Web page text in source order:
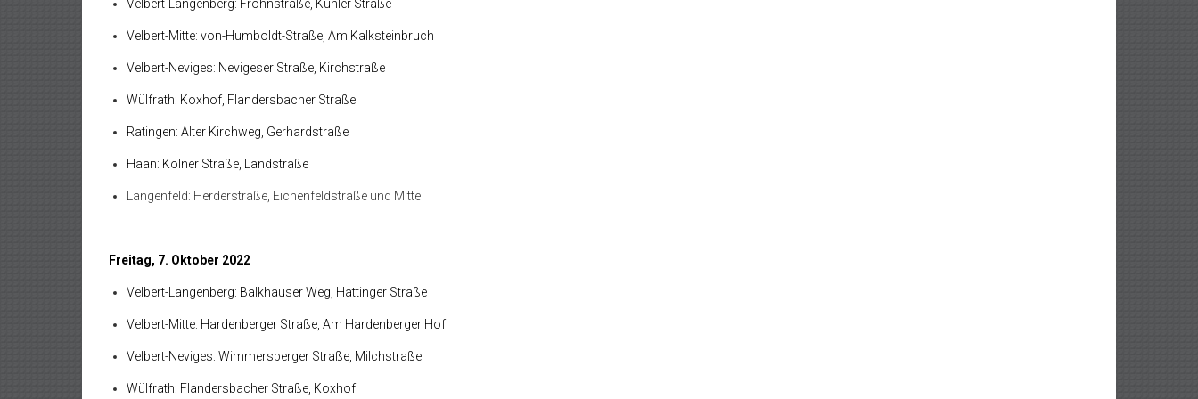
Velbert-Langenberg: Frohnstraße, Kuhler Straße
Velbert-Mitte: von-Humboldt-Straße, Am Kalksteinbruch
Velbert-Neviges: Nevigeser Straße, Kirchstraße
Wülfrath: Koxhof, Flandersbacher Straße
Ratingen: Alter Kirchweg, Gerhardstraße
Haan: Kölner Straße, Landstraße
Langenfeld: Herderstraße, Eichenfeldstraße und Mitte
Freitag, 7. Oktober 2022
Velbert-Langenberg: Balkhauser Weg, Hattinger Straße
Velbert-Mitte: Hardenberger Straße, Am Hardenberger Hof
Velbert-Neviges: Wimmersberger Straße, Milchstraße
Wülfrath: Flandersbacher Straße, Koxhof